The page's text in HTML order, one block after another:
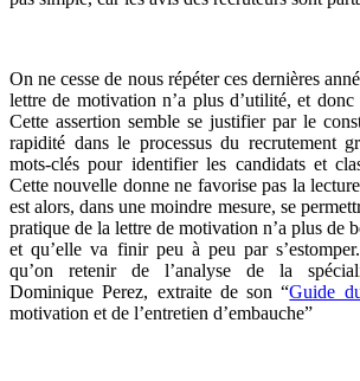
On ne cesse de nous répéter ces dernières
lettre de motivation n’a plus d’utilité, et donc
Cette assertion semble se justifier par le
rapidité dans le processus du recrutement
mots-clés pour identifier les candidats et
Cette nouvelle donne ne favorise pas la
est alors, dans une moindre mesure, se
pratique de la lettre de motivation n’a plus de
et qu’elle va finir peu à peu par
qu’on retenir de l’analyse de la
Dominique Perez, extraite de son “Guide
motivation et de l’entretien d’embauche”